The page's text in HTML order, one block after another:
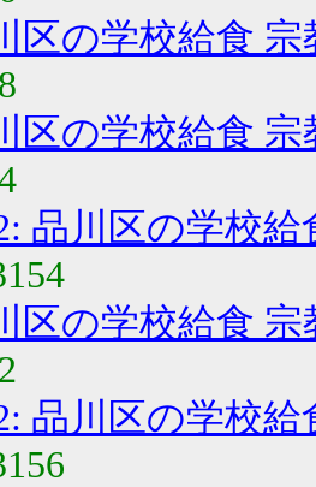
区の学校給食
区の学校給食
品川区の学校
区の学校給食
品川区の学校